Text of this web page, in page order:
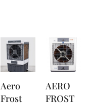
Aero
Frost
AERO
FROST